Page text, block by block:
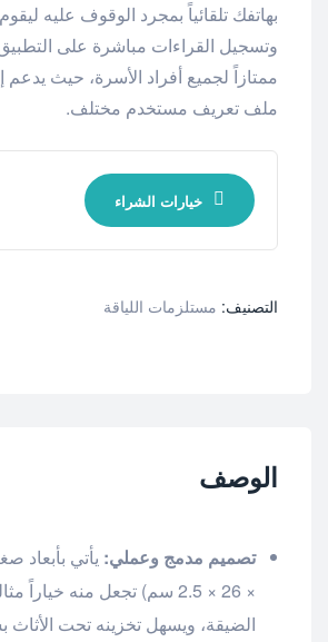
بهاتفك تلقائياً بمجرد الوقوف عليه
وتسجيل القراءات مباشرة على
ملف تعريف مستخدم مختلف.
خيارات الشراء
التصنيف: مستلزمات اللياقة
الوصف
تصميم مدمج وعملي:
× 26 × 2.5 سم) تجعل منه خياراً
الضيقة، ويسهل تخزينه تحت الأثاث